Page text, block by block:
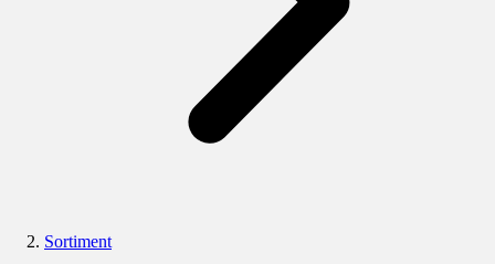
Sortiment